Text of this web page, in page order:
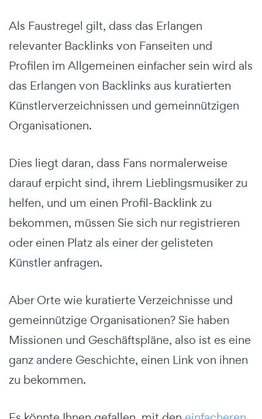
Als Faustregel gilt, dass das Erlangen
relevanter Backlinks von Fanseiten und
Profilen im Allgemeinen einfacher sein wird als
das Erlangen von Backlinks aus kuratierten
Künstlerverzeichnissen und gemeinnützigen
Organisationen.
Dies liegt daran, dass Fans normalerweise
darauf erpicht sind, ihrem Lieblingsmusiker zu
helfen, und um einen Profil-Backlink zu
bekommen, müssen Sie sich nur registrieren
oder einen Platz als einer der gelisteten
Künstler anfragen.
Aber Orte wie kuratierte Verzeichnisse und
gemeinnützige Organisationen? Sie haben
Missionen und Geschäftspläne, also ist es eine
ganz andere Geschichte, einen Link von ihnen
zu bekommen.